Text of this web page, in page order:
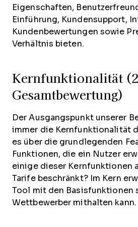
Eigenschaften,
Einführung, Kundensupport,
Kundenbewertungen sowie
Verhältnis bieten.
Kernfunktionalität
Gesamtbewertung)
Der Ausgangspunkt unserer
immer die Kernfunktionalität
es über die grundlegenden
Funktionen, die ein Nutzer
einige dieser Kernfunktionen
Tarife beschränkt? Im Kern
Tool mit den Basisfunktionen
Wettbewerber mithalten kann.